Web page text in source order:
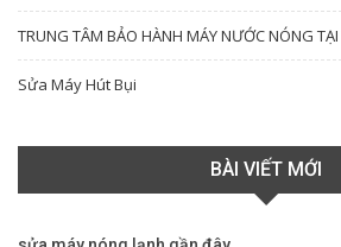
TRUNG TÂM BẢO HÀNH MÁY NƯỚC NÓNG
Sửa Máy Hút Bụi
BÀI VIẾT MỚI